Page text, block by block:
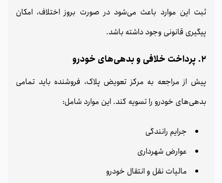
ثبت این موارد باعث می‌شود در صورت بروز اختلاف، امکان
پیگیری قانونی وجود داشته باشد.
2. پرداخت خلافی و بدهی‌های خودرو
پیش از مراجعه به مرکز تعویض پلاک، فروشنده باید تمامی
بدهی‌های خودرو را تسویه کند. این موارد شامل:
جرایم رانندگی
عوارض شهرداری
مالیات نقل و انتقال خودرو